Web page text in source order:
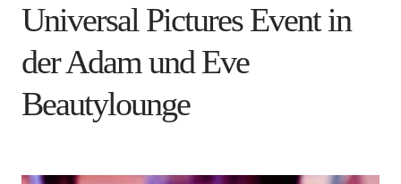
Universal Pictures Event in
der Adam und Eve
Beautylounge